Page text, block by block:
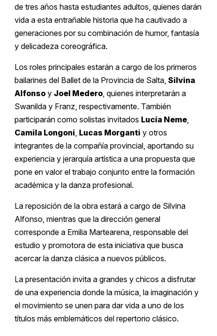
de tres años hasta estudiantes adultos, quienes darán
vida a esta entrañable historia que ha cautivado a
generaciones por su combinación de humor, fantasía
y delicadeza coreográfica.
Los roles principales estarán a cargo de los primeros
bailarines del Ballet de la Provincia de Salta, Silvina
Alfonso y Joel Medero, quienes interpretarán a
Swanilda y Franz, respectivamente. También
participarán como solistas invitados Lucía Neme,
Camila Longoni, Lucas Morganti y otros
integrantes de la compañía provincial, aportando su
experiencia y jerarquía artística a una propuesta que
pone en valor el trabajo conjunto entre la formación
académica y la danza profesional.
La reposición de la obra estará a cargo de Silvina
Alfonso, mientras que la dirección general
corresponde a Emilia Martearena, responsable del
estudio y promotora de esta iniciativa que busca
acercar la danza clásica a nuevos públicos.
La presentación invita a grandes y chicos a disfrutar
de una experiencia donde la música, la imaginación y
el movimiento se unen para dar vida a uno de los
títulos más emblemáticos del repertorio clásico.